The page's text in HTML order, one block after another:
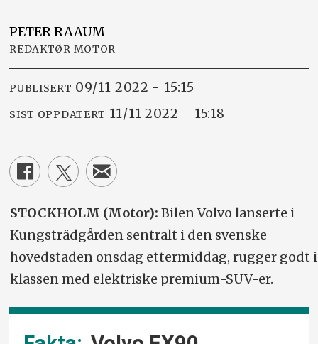
PETERRAAUM
REDAKTØR MOTOR
PUBLISERT 09/11 2022 - 15:15
SIST OPPDATERT 11/11 2022 - 15:18
STOCKHOLM (Motor): Bilen Volvo lanserte i
Kungsträdgården sentralt i den svenske
hovedstaden onsdag ettermiddag, rugger godt i
klassen med elektriske premium-SUV-er.